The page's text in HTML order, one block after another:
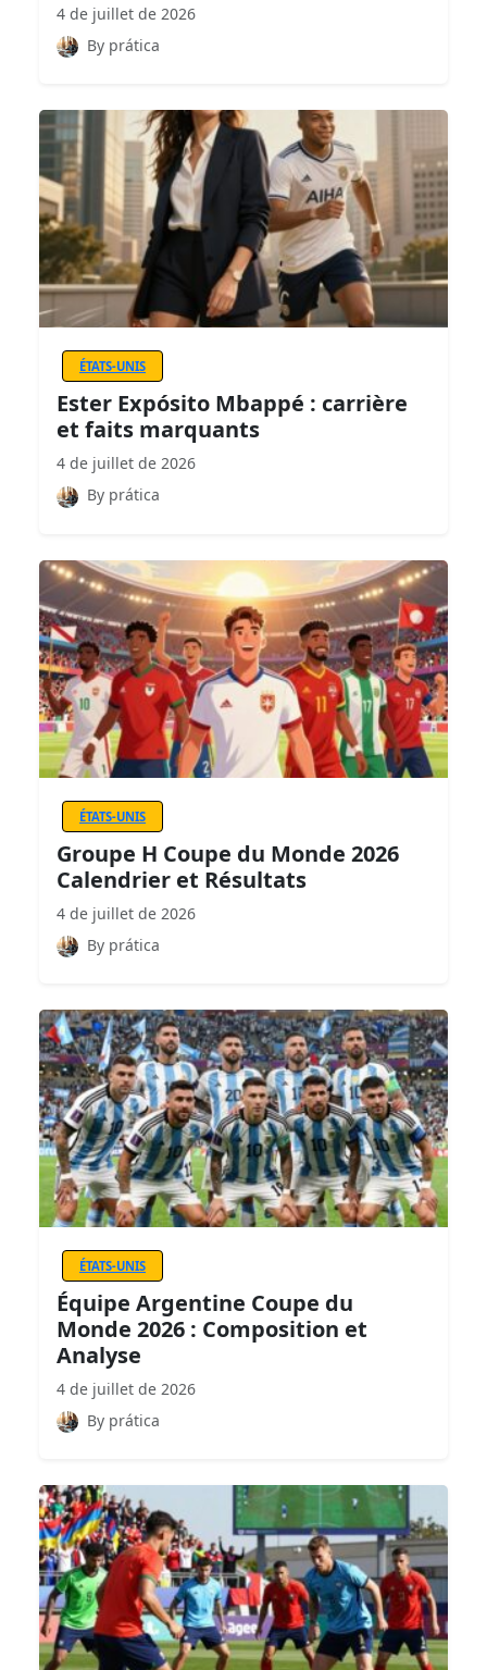
4 de juillet de 2026
By prática
ÉTATS-UNIS
Ester Expósito Mbappé : carrière
et faits marquants
4 de juillet de 2026
By prática
ÉTATS-UNIS
Groupe H Coupe du Monde 2026
Calendrier et Résultats
4 de juillet de 2026
By prática
ÉTATS-UNIS
Équipe Argentine Coupe du
Monde 2026 : Composition et
Analyse
4 de juillet de 2026
By prática